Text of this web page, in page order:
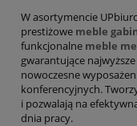
W asortymencie
prestiżowe meble
funkcjonalne meble
gwarantujące
nowoczesne
konferencyjnych.
i pozwalają na
dnia pracy.